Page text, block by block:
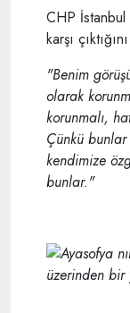
CHP
karşı
"Benim
olarak
korunmalı,
Çünkü
kendimize
bunlar."